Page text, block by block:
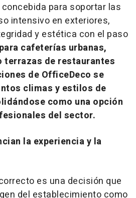
para soportar las
intensivo en exteriores,
y estética con el paso
cafeterías urbanas,
terrazas de restaurantes
de OfficeDeco se
climas y estilos de
como una opción
del sector.
la experiencia y la
es una decisión que
del establecimiento como